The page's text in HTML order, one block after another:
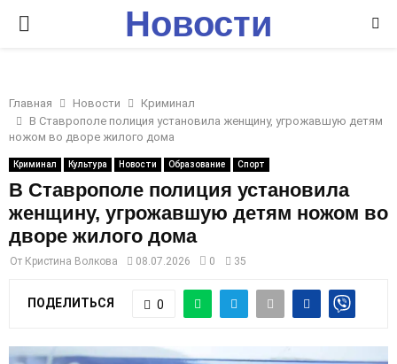
P
I
M
A
R
Y
M
Новости
Главная Новости
Криминал
В Ставрополе полиция установила женщину, угрожавшую детям
ножом во дворе жилого дома
Криминал Культура Новости Образование Спорт
В Ставрополе полиция установила
женщину, угрожавшую детям ножом во
дворе жилого дома
От Кристина Волкова 08.07.2026 0 35
ПОДЕЛИТЬСЯ 0